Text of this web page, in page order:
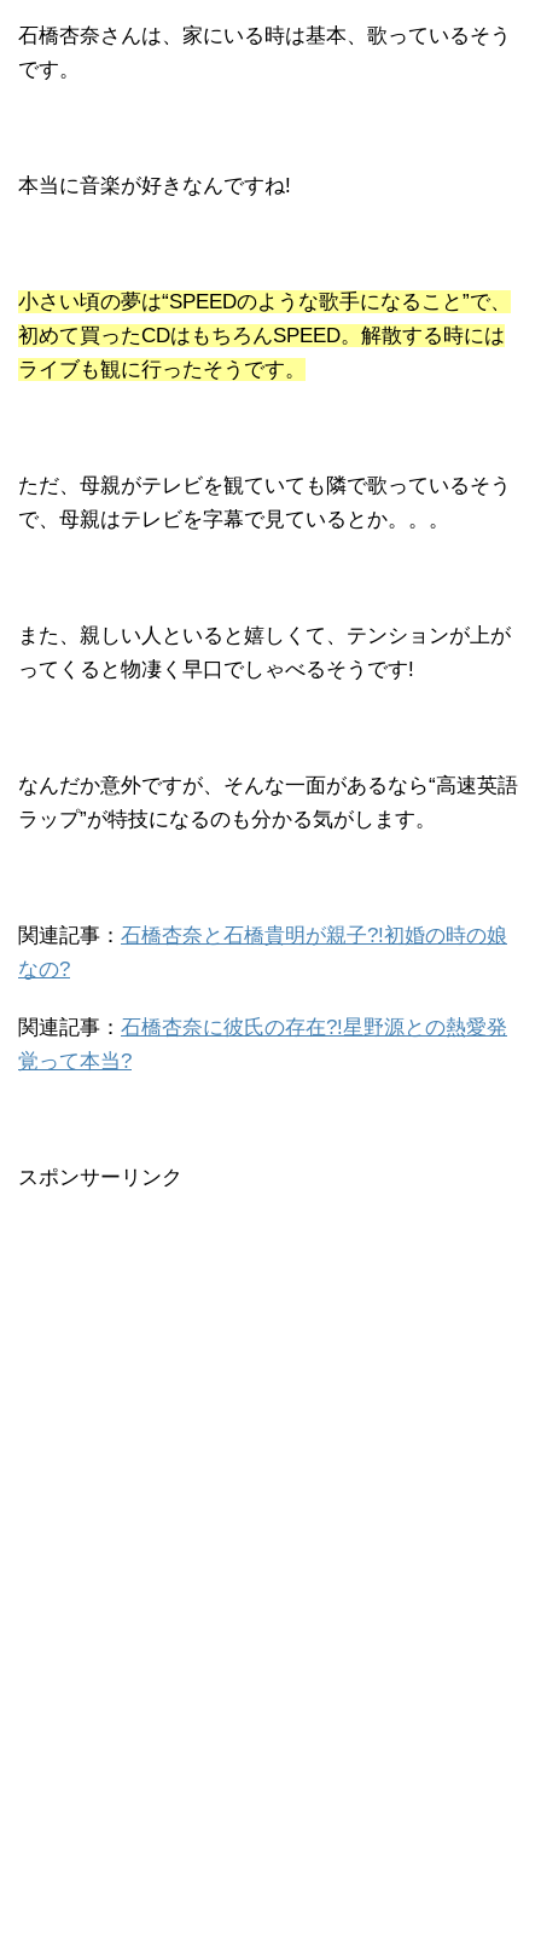
石橋杏奈さんは、家にいる時は基本、歌っているそう
です。
本当に音楽が好きなんですね!
小さい頃の夢は“SPEEDのような歌手になること”で、
初めて買ったCDはもちろんSPEED。解散する時には
ライブも観に行ったそうです。
ただ、母親がテレビを観ていても隣で歌っているそう
で、母親はテレビを字幕で見ているとか。。。
また、親しい人といると嬉しくて、テンションが上が
ってくると物凄く早口でしゃべるそうです!
なんだか意外ですが、そんな一面があるなら“高速英語
ラップ”が特技になるのも分かる気がします。
関連記事： 石橋杏奈と石橋貴明が親子?!初婚の時の娘
なの?
関連記事： 石橋杏奈に彼氏の存在?!星野源との熱愛発
覚って本当?
スポンサーリンク